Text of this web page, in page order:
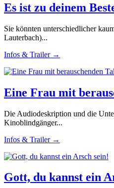
Es ist zu deinem
Sie könnten unterschiedlicher
Lauterbach)...
Infos & Trailer →
Eine Frau mit
Die Audiodeskription und die
Kinoblindgänger...
Infos & Trailer →
Gott, du kannst ein